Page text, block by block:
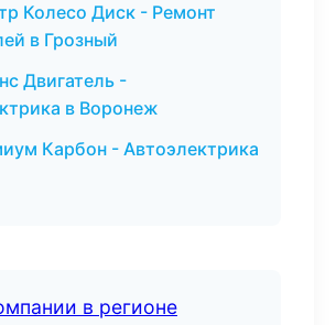
Колесо Диск - Ремонт
в Грозный
Двигатель -
в Воронеж
Карбон - Автоэлектрика
в регионе